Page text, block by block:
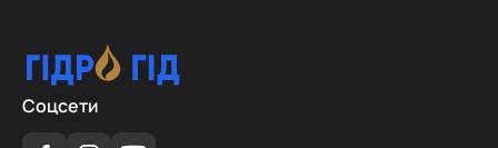
Соцсети